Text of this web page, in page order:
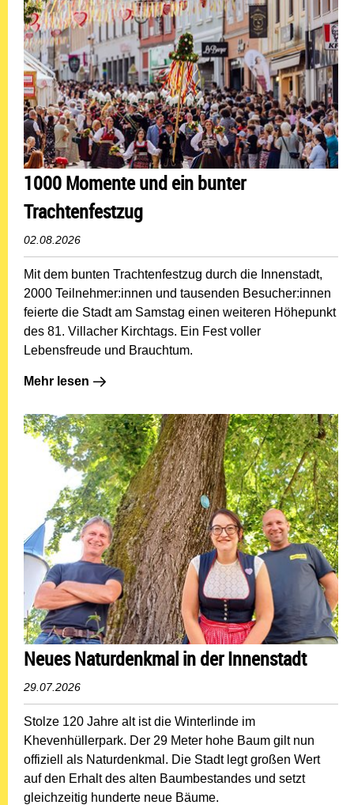
1000 Momente und ein bunter
Trachtenfestzug
02.08.2026
Mit dem bunten Trachtenfestzug durch die Innenstadt,
2000 Teilnehmer:innen und tausenden Besucher:innen
feierte die Stadt am Samstag einen weiteren Höhepunkt
des 81. Villacher Kirchtags. Ein Fest voller
Lebensfreude und Brauchtum.
Mehr lesen: 1000 Momente und ein bunter
Mehr lesen
Neues Naturdenkmal in der Innenstadt
29.07.2026
Stolze 120 Jahre alt ist die Winterlinde im
Khevenhüllerpark. Der 29 Meter hohe Baum gilt nun
offiziell als Naturdenkmal. Die Stadt legt großen Wert
auf den Erhalt des alten Baumbestandes und setzt
gleichzeitig hunderte neue Bäume.